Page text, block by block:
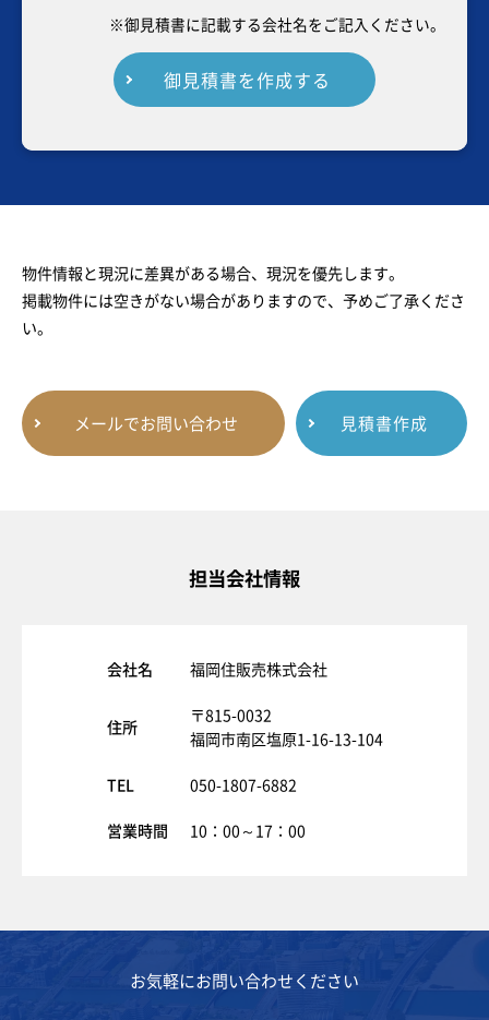
※御見積書に記載する会社名をご記入ください。
御見積書を作成する
物件情報と現況に差異がある場合、現況を優先します。
掲載物件には空きがない場合がありますので、予めご了承くださ
い。
メールでお問い合わせ 見積書作成
担当会社情報
会社名 福岡住販売株式会社
住所
〒815-0032
福岡市南区塩原1-16-13-104
TEL
050-1807-6882
営業時間
10：00～17：00
お気軽にお問い合わせください